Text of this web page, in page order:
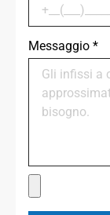
Messaggio *